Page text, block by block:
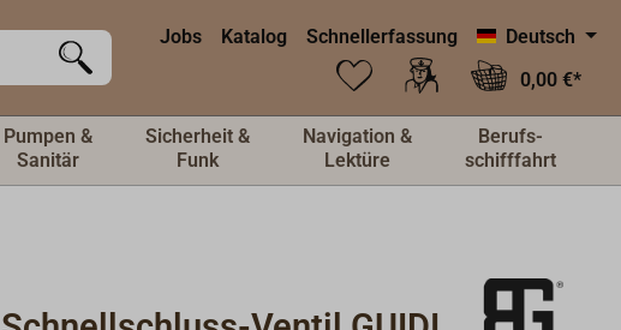
Jobs Katalog Schnellerfassung
Deutsch
0,00 €*
Pumpen &
Sanitär
Sicherheit &
Funk
Navigation &
Lektüre
Berufs-
schifffahrt